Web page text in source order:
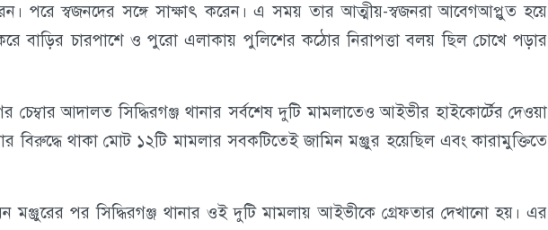
পরে স্বজনদের সঙ্গে সাক্ষাৎ করেন। এ সময় তার আত্মীয়-স্বজনরা আবেগআপ্লুত হয়ে
বাড়ির চারপাশে ও পুরো এলাকায় পুলিশের কঠোর নিরাপত্তা বলয় ছিল চোখে পড়ার
আদালত সিদ্ধিরগঞ্জ থানার সর্বশেষ দুটি মামলাতেও আইভীর হাইকোর্টের দেওয়া
বিরুদ্ধে থাকা মোট ১২টি মামলার সবকটিতেই জামিন মঞ্জুর হয়েছিল এবং কারামুক্তিতে
পর সিদ্ধিরগঞ্জ থানার ওই দুটি মামলায় আইভীকে গ্রেফতার দেখানো হয়। এর